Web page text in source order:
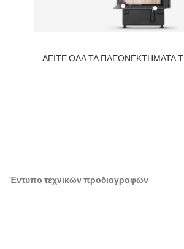
ΔΕΙΤΕ ΟΛΑ ΤΑ ΠΛΕΟΝΕΚΤΗΜΑΤΑ
Έντυπο τεχνικών προδιαγραφών